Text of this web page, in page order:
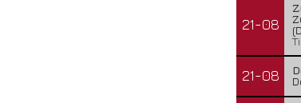
21-08
21-08